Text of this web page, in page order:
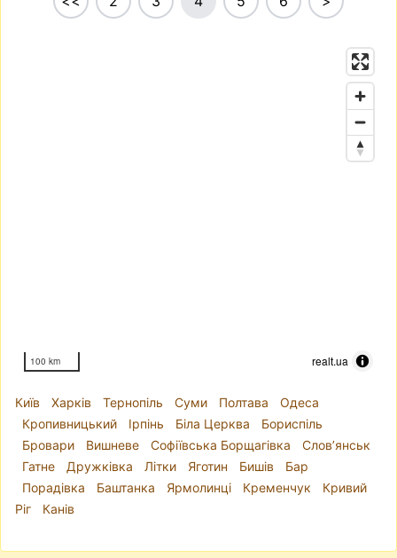
100 km realt.ua
Київ Харків Тернопіль Суми Полтава
Одеса
Кропивницький
Ірпінь Біла Церква
Бориспіль
Бровари
Вишневе Софіївська Борщагівка
Слов’янськ
Гатне
Дружківка Літки Яготин Бишів
Бар
Порадівка
Баштанка Ярмолинці Кременчук
Кривий
Ріг
Канів